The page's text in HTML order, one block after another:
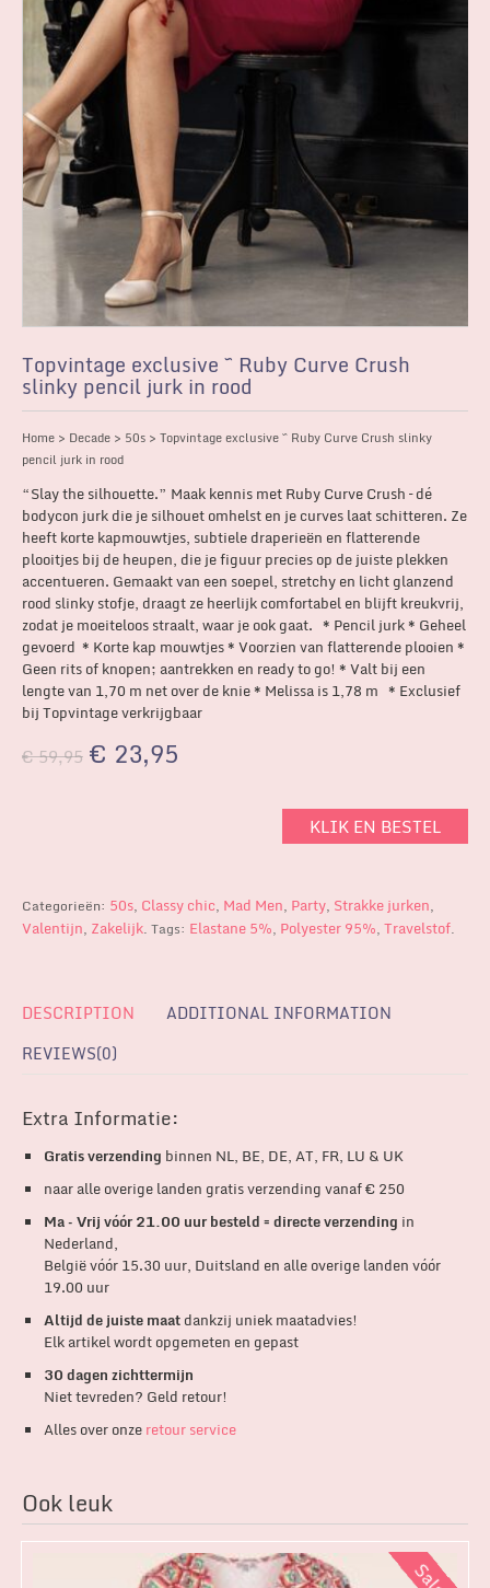
Topvintage exclusive ~ Ruby Curve Crush
slinky pencil jurk in rood
Home > Decade > 50s > Topvintage exclusive ~ Ruby Curve Crush slinky
pencil jurk in rood
“Slay the silhouette.” Maak kennis met Ruby Curve Crush – dé
bodycon jurk die je silhouet omhelst en je curves laat schitteren. Ze
heeft korte kapmouwtjes, subtiele draperieën en flatterende
plooitjes bij de heupen, die je figuur precies op de juiste plekken
accentueren. Gemaakt van een soepel, stretchy en licht glanzend
rood slinky stofje, draagt ze heerlijk comfortabel en blijft kreukvrij,
zodat je moeiteloos straalt, waar je ook gaat. * Pencil jurk * Geheel
gevoerd * Korte kap mouwtjes * Voorzien van flatterende plooien *
Geen rits of knopen; aantrekken en ready to go! * Valt bij een
lengte van 1,70 m net over de knie * Melissa is 1,78 m * Exclusief
bij Topvintage verkrijgbaar
€59,95 € 23,95
KLIK EN BESTEL
Categorieën: 50s, Classy chic, Mad Men, Party, Strakke jurken,
Valentijn, Zakelijk. Tags: Elastane 5%, Polyester 95%, Travelstof.
DESCRIPTION
ADDITIONAL INFORMATION
REVIEWS(0)
Extra Informatie:
Gratis verzending binnen NL, BE, DE, AT, FR, LU & UK
naar alle overige landen gratis verzending vanaf € 250
Ma – Vrij vóór 21.00 uur besteld = directe verzending in
Nederland,
België vóór 15.30 uur, Duitsland en alle overige landen vóór
19.00 uur
Altijd de juiste maatdankzij uniek maatadvies!
Elk artikel wordt opgemeten en gepast
30 dagen zichttermijn
Niet tevreden? Geld retour!
Alles over onzeretour service
Ook leuk